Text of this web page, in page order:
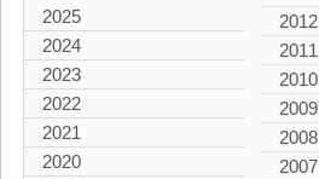
2025
2024
2023
2022
2021
2020
2012
2011
2010
2009
2008
2007